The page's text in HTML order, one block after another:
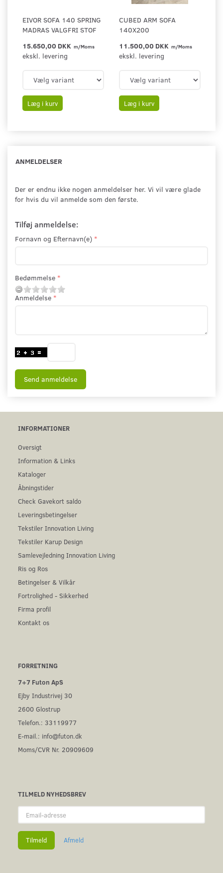
EIVOR SOFA 140 SPRING
MADRAS VALGFRI STOF
15.650,00 DKK m/Moms
ekskl. levering
Læg i kurv
CUBED ARM SOFA
140X200
11.500,00 DKK m/Moms
ekskl. levering
Læg i kurv
ANMELDELSER
Der er endnu ikke nogen anmeldelser her. Vi vil være glade
for hvis du vil anmelde som den første.
Tilføj anmeldelse:
Fornavn og Efternavn(e)
Bedømmelse
Anmeldelse
Send anmeldelse
INFORMATIONER
Oversigt
Information & Links
Kataloger
Åbningstider
Check Gavekort saldo
Leveringsbetingelser
Tekstiler Innovation Living
Tekstiler Karup Design
Samlevejledning Innovation Living
Ris og Ros
Betingelser & Vilkår
Fortrolighed - Sikkerhed
Firma profil
Kontakt os
FORRETNING
7+7 Futon ApS
Ejby Industrivej 30
2600 Glostrup
Telefon.: 33119977
E-mail.: info@futon.dk
Moms/CVR Nr. 20909609
TILMELD NYHEDSBREV
Email-
adresse
Tilmeld Afmeld